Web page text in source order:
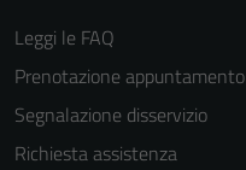
Leggi le FAQ
Prenotazione appuntamento
Segnalazione disservizio
Richiesta assistenza